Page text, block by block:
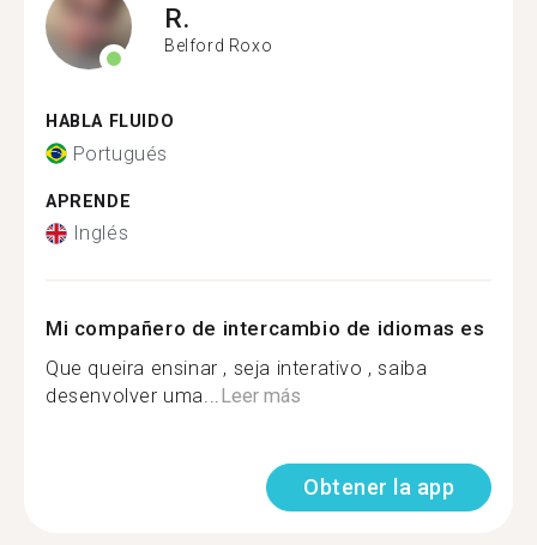
R.
Belford Roxo
HABLA FLUIDO
Portugués
APRENDE
Inglés
Mi compañero de intercambio de idiomas es
Que queira ensinar , seja interativo , saiba
desenvolver uma...Leer más
Obtener la app